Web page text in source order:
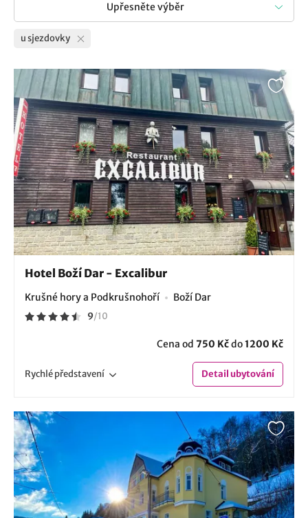
Upřesněte výběr
u sjezdovky
Hotel Boží Dar - Excalibur
Krušné hory a Podkrušnohoří Boží Dar
9/10
Cena od 750 Kčdo1200 Kč
Rychlépředstavení Detailubytování